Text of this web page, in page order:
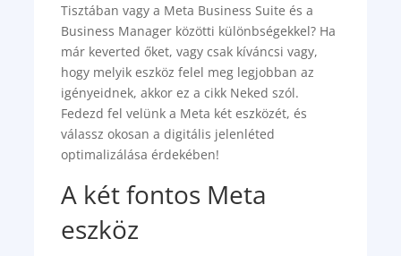
Tisztában vagy a Meta Business Suite és a
Business Manager közötti különbségekkel? Ha
már keverted őket, vagy csak kíváncsi vagy,
hogy melyik eszköz felel meg legjobban az
igényeidnek, akkor ez a cikk Neked szól.
Fedezd fel velünk a Meta két eszközét, és
válassz okosan a digitális jelenléted
optimalizálása érdekében!
A két fontos Meta
eszköz